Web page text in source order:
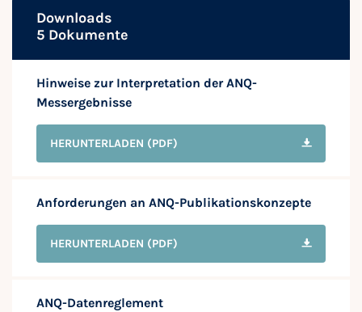
Downloads
5 Dokumente
Hinweise zur Interpretation der ANQ-
Messergebnisse
HERUNTERLADEN (PDF)
Anforderungen an ANQ-Publikationskonzepte
HERUNTERLADEN (PDF)
ANQ-Datenreglement